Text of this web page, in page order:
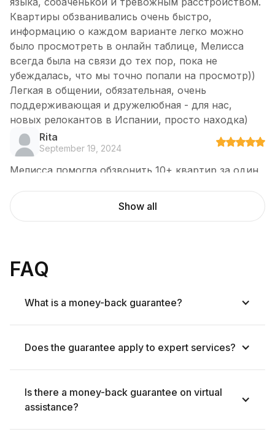
Квартиры обзванивались очень быстро,
информацию о каждом варианте легко можно
было просмотреть в онлайн таблице, Мелисса
всегда была на связи до тех пор, пока не
убеждалась, что мы точно попали на просмотр))
Легкая в общении, обязательная, очень
поддерживающая и дружелюбная - для нас,
новых релокантов в Испании, просто находка)
Rita
September 19, 2024
Мелисса помогла обзвонить 10+ квартир за один
том числе нескольких в один день, и в итоге
помогла нам с кошкой снять квартиру мечты в
эффективный специалист! Я довольна сервисом
на 100 из 10, превзошлись мои ожидания
June 2, 2024
Мелисса — просто супер переводчик. Она очень
вовремя подключалась к встречам, помнила про
наши просмотры и проявляла высокую
большим положительным впечатлением.
Show all
FAQ
What is a money-back guarantee?
Does the guarantee apply to expert services?
Is there a money-back guarantee on virtual
assistance?